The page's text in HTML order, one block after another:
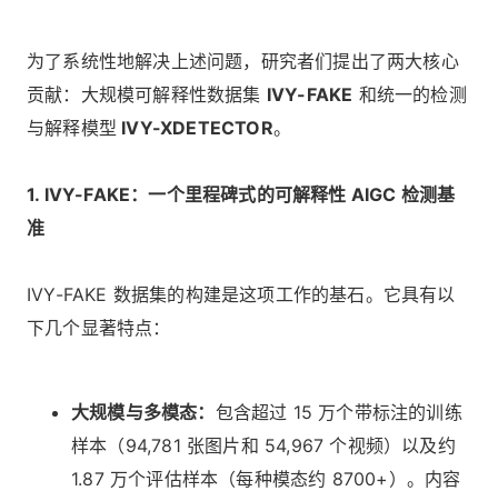
为了系统性地解决上述问题，研究者们提出了两大核心
贡献：大规模可解释性数据集 IVY-FAKE 和统一的检测
与解释模型 IVY-XDETECTOR。
1. IVY-FAKE：一个里程碑式的可解释性 AIGC 检测基
准
IVY-FAKE 数据集的构建是这项工作的基石。它具有以
下几个显著特点：
大规模与多模态： 包含超过 15 万个带标注的训练
样本（94,781 张图片和 54,967 个视频）以及约
1.87 万个评估样本（每种模态约 8700+）。内容